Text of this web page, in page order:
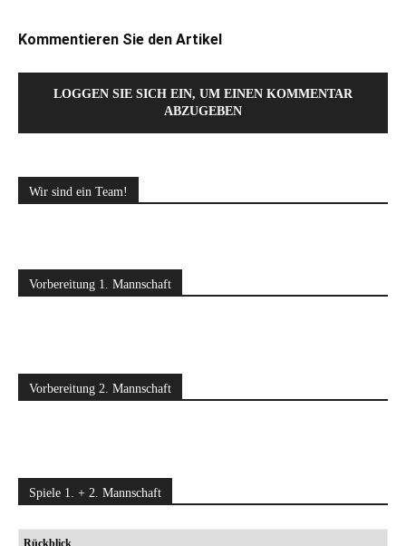
Kommentieren Sie den Artikel
LOGGEN SIE SICH EIN, UM EINEN KOMMENTAR
ABZUGEBEN
Wir sind ein Team!
Vorbereitung 1. Mannschaft
Vorbereitung 2. Mannschaft
Spiele 1. + 2. Mannschaft
Rückblick